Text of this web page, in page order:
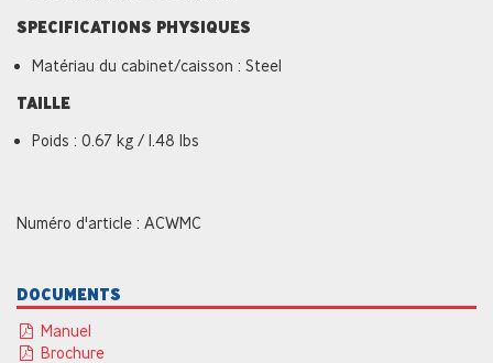
SPECIFICATIONS PHYSIQUES
Matériau du cabinet/caisson : Steel
TAILLE
Poids : 0.67 kg / 1.48 lbs
Numéro d'article : ACWMC
DOCUMENTS
Manuel
Brochure